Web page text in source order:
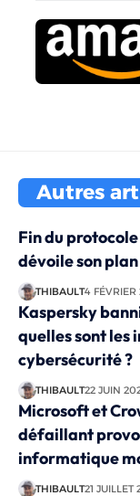
Autres
Fin du
dévoile son
THIBAULT4
Kaspersky
quelles sont les
cybersécurité ?
THIBAULT22 JUIN
Microsoft et
défaillant
informatique
THIBAULT21 JUILLET